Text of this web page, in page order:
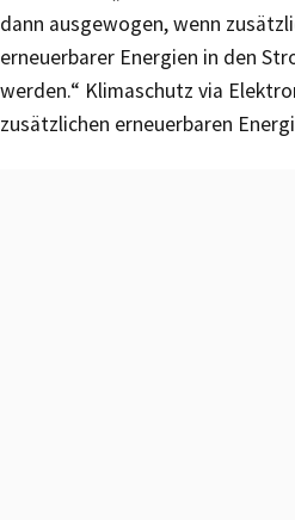
dann ausgewogen, wenn
erneuerbarer Energien in den
werden.“ Klimaschutz via
zusätzlichen erneuerbaren